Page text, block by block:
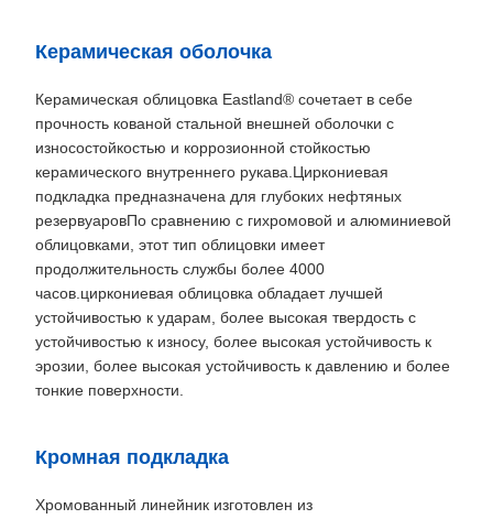
Керамическая оболочка
Керамическая облицовка Eastland® сочетает в себе
прочность кованой стальной внешней оболочки с
износостойкостью и коррозионной стойкостью
керамического внутреннего рукава.Циркониевая
подкладка предназначена для глубоких нефтяных
резервуаровПо сравнению с гихромовой и алюминиевой
облицовками, этот тип облицовки имеет
продолжительность службы более 4000
часов.циркониевая облицовка обладает лучшей
устойчивостью к ударам, более высокая твердость с
устойчивостью к износу, более высокая устойчивость к
эрозии, более высокая устойчивость к давлению и более
тонкие поверхности.
Кромная подкладка
Хромованный линейник изготовлен из